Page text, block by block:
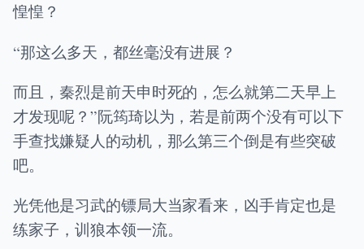
惶惶？
“那这么多天，都丝毫没有进展？
而且，秦烈是前天申时死的，怎么就第二天早上
才发现呢？”阮筠琦以为，若是前两个没有可以下
手查找嫌疑人的动机，那么第三个倒是有些突破
吧。
光凭他是习武的镖局大当家看来，凶手肯定也是
练家子，训狼本领一流。